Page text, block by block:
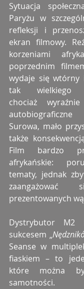
Sytuacja
Paryżu w
refleksji i
ekran filmowy.
korzeniami
poprzednim
wydaje się wtórny
tak wielkiego
chociaż
Surowa, mało
także
Film bardzo
afrykańskie:
tematy, jednak
prezentowanych
Dystrybutor M2
sukcesem „
Seanse w
fiaskiem – to
które można
samotności.